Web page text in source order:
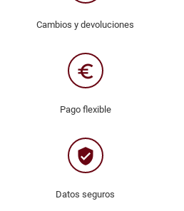
Cambios y devoluciones
euro_symbol
Pago flexible
verified_user
Datos seguros